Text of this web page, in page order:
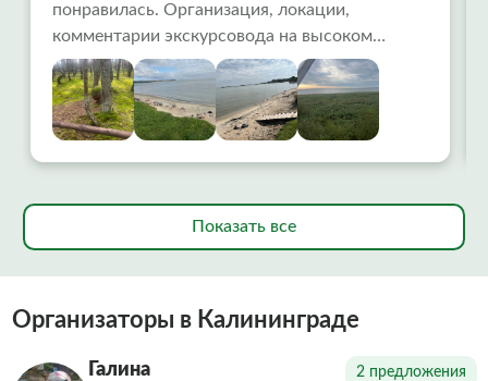
понравилась. Организация, локации,
комментарии экскурсовода на высоком
уровне.Ранний выезд помог избежать
столпотворения. Интересно, доступно.
Остались очень довольны.
Показать все
Организаторы в Калининграде
Галина 2 предложения